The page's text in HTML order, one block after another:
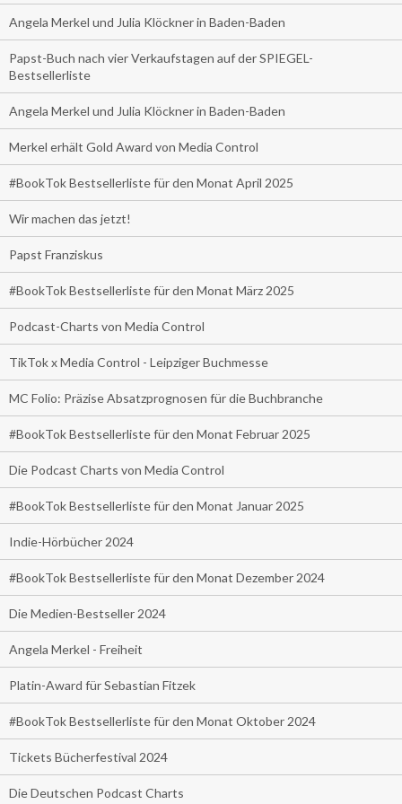
Angela Merkel und Julia Klöckner in Baden-Baden
Papst-Buch nach vier Verkaufstagen auf der SPIEGEL-
Bestsellerliste
Angela Merkel und Julia Klöckner in Baden-Baden
Merkel erhält Gold Award von Media Control
#BookTok Bestsellerliste für den Monat April 2025
Wir machen das jetzt!
Papst Franziskus
#BookTok Bestsellerliste für den Monat März 2025
Podcast-Charts von Media Control
TikTok x Media Control - Leipziger Buchmesse
MC Folio: Präzise Absatzprognosen für die Buchbranche
#BookTok Bestsellerliste für den Monat Februar 2025
Die Podcast Charts von Media Control
#BookTok Bestsellerliste für den Monat Januar 2025
Indie-Hörbücher 2024
#BookTok Bestsellerliste für den Monat Dezember 2024
Die Medien-Bestseller 2024
Angela Merkel - Freiheit
Platin-Award für Sebastian Fitzek
#BookTok Bestsellerliste für den Monat Oktober 2024
Tickets Bücherfestival 2024
Die Deutschen Podcast Charts